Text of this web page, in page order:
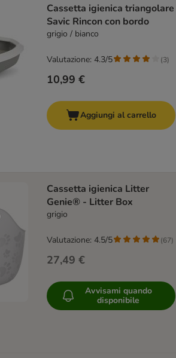
Cassetta igienica triangolare
Savic Rincon con bordo
grigio / bianco
10,99 €
Valutazione: 4.3/5 (3)
Aggiungi al carrello
Cassetta igienica Litter
Genie® - Litter Box
grigio
27,49 €
Valutazione: 4.5/5 (67)
Avvisami quando
disponibile